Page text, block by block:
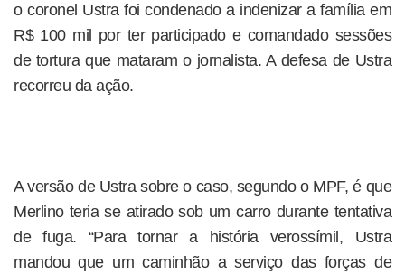
o coronel Ustra foi condenado a indenizar a família em
R$ 100 mil por ter participado e comandado sessões
de tortura que mataram o jornalista. A defesa de Ustra
recorreu da ação.
A versão de Ustra sobre o caso, segundo o MPF, é que
Merlino teria se atirado sob um carro durante tentativa
de fuga. “Para tornar a história verossímil, Ustra
mandou que um caminhão a serviço das forças de